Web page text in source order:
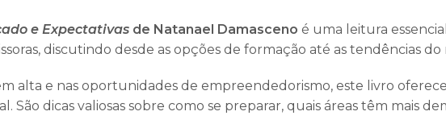
e Expectativas de Natanael Damasceno é uma leitura
discutindo desde as opções de formação até as tendências
alta e nas oportunidades de empreendedorismo, este livro
dicas valiosas sobre como se preparar, quais áreas têm mais